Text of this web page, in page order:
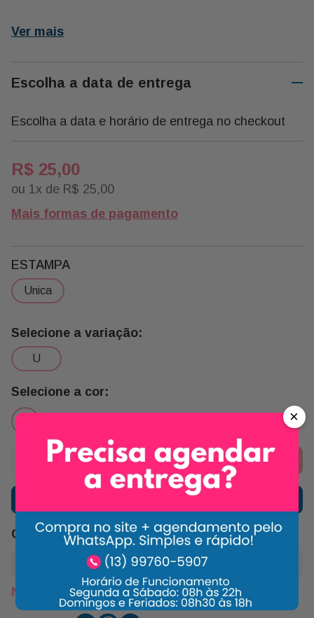
Ver mais
Escolha a data de entrega
Escolha a data e horário de entrega no checkout
R$ 25,00
ou 1 x de R$ 25,00
Mais formas de pagamento
u
ESTAMPA
unica
Adicionar ao carrinho
Comprar agora
Calcular frete e prazo de entrega
Não sei meu CEP
×